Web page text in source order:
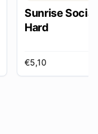
Sunrise
Hard
€5,10